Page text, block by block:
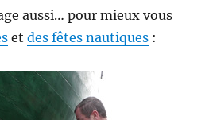
aussi… pour mieux vous
et des fêtes nautiques: